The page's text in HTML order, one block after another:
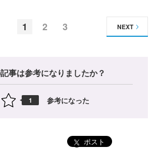
1 2 3 NEXT
事は参考になりましたか？
1 参考になった
ポスト